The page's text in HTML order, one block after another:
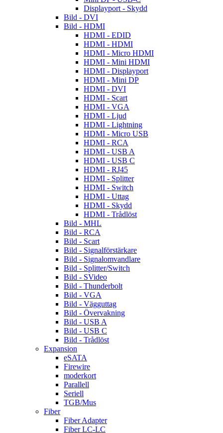
Displayport - Skydd
Bild - DVI
Bild - HDMI
HDMI - EDID
HDMI - HDMI
HDMI - Micro HDMI
HDMI - Mini HDMI
HDMI - Displayport
HDMI - Mini DP
HDMI - DVI
HDMI - Scart
HDMI - VGA
HDMI - Ljud
HDMI - Lightning
HDMI - Micro USB
HDMI - RCA
HDMI - USB A
HDMI - USB C
HDMI - RJ45
HDMI - Splitter
HDMI - Switch
HDMI - Uttag
HDMI - Skydd
HDMI - Trådlöst
Bild - MHL
Bild - RCA
Bild - Scart
Bild - Signalförstärkare
Bild - Signalomvandlare
Bild - Splitter/Switch
Bild - SVideo
Bild - Thunderbolt
Bild - VGA
Bild - Vägguttag
Bild - Övervakning
Bild - USB A
Bild - USB C
Bild - Trådlöst
Expansion
eSATA
Firewire
moderkort
Parallell
Seriell
TGB/Mus
Fiber
Fiber Adapter
Fiber LC-LC